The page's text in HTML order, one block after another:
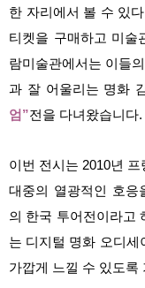
한 자리에서 볼 수 있
티켓을 구매하고 미술
람미술관에서는 이들
과 잘 어울리는 명화
엄”전을 다녀왔습니다.
이번 전시는 2010년
대중의 열광적인 호응
의 한국 투어전이라고
는 디지털 명화 오디세
가깝게 느낄 수 있도록